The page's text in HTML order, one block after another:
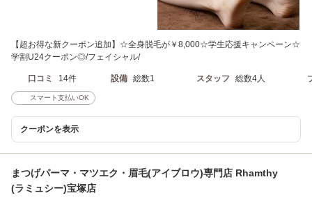
【超お得な新クーポン追加】☆全身脱毛が￥8,000☆学生応援キャンペーン☆
学割U24クーポン◎/フェイシャル/
口コミ 14件 設備 総数1 スタッフ 総数4人
スマート支払いOK
クーポンを表示
まつげパーマ・マツエク・眉毛(アイブロウ)専門店 Rhamthy
(ラミュシー)宝塚店